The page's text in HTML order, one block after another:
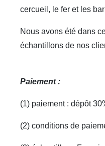
cercueil, le fer et les
Nous avons été dans
échantillons de nos
Paiement :
(1) paiement : dépôt
(2) conditions de